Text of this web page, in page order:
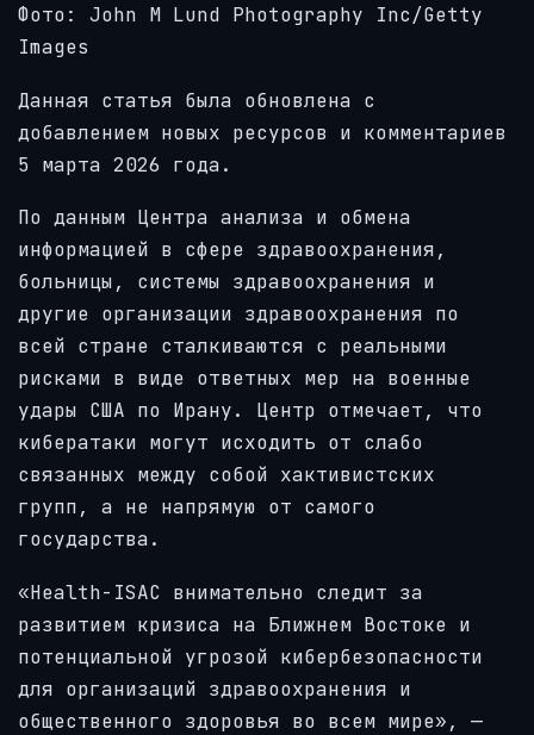
Фото: John M Lund Photography Inc/Getty
Images
Данная статья была обновлена с
добавлением новых ресурсов и комментариев
5 марта 2026 года.
По данным Центра анализа и обмена
информацией в сфере здравоохранения,
больницы, системы здравоохранения и
другие организации здравоохранения по
всей стране сталкиваются с реальными
рисками в виде ответных мер на военные
удары США по Ирану. Центр отмечает, что
кибератаки могут исходить от слабо
связанных между собой хактивистских
групп, а не напрямую от самого
государства.
«Health-ISAC внимательно следит за
развитием кризиса на Ближнем Востоке и
потенциальной угрозой кибербезопасности
для организаций здравоохранения и
общественного здоровья во всем мире», —